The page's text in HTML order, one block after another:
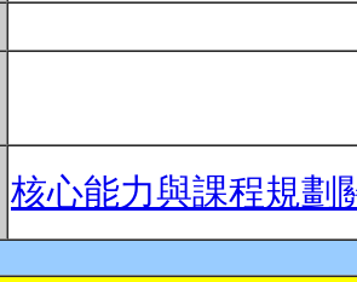
核心能力與課程規劃